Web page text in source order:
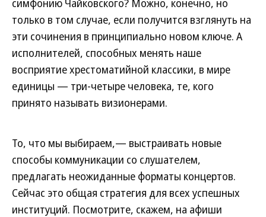
симфонию Чайковского? Можно, конечно, но
только в том случае, если получится взглянуть на
эти сочинения в принципиально новом ключе. А
исполнителей, способных менять наше
восприятие хрестоматийной классики, в мире
единицы — три-четыре человека, те, кого
принято называть визионерами.
То, что мы выбираем,— выстраивать новые
способы коммуникации со слушателем,
предлагать неожиданные форматы концертов.
Сейчас это общая стратегия для всех успешных
институций. Посмотрите, скажем, на афиши